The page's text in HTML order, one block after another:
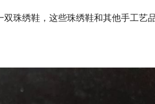
珠绣鞋，这些珠绣鞋和其他手工艺